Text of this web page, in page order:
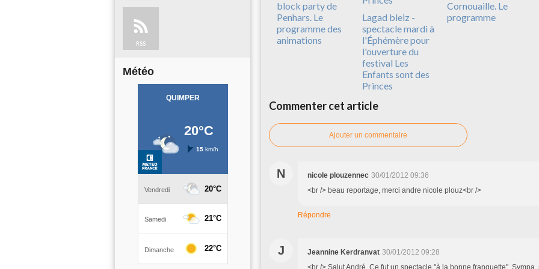
RSS
Météo
block party de
Penhars. Le
programme des
animations
Lagad bleiz -
spectacle mardi à
l'Éphémère pour
l'ouverture du
festival Les
Enfants sont des
Princes
Cornouaille. Le
programme
Commenter cet article
Ajouter un commentaire
N nicole plouzennec 30/01/2012 09:36
<br /> beau reportage, merci andre nicole plouz<br />
Répondre
J Jeannine Kerdranvat 30/01/2012 09:28
<br /> Salut André. Ce fut un spectacle "à la bonne franquette".